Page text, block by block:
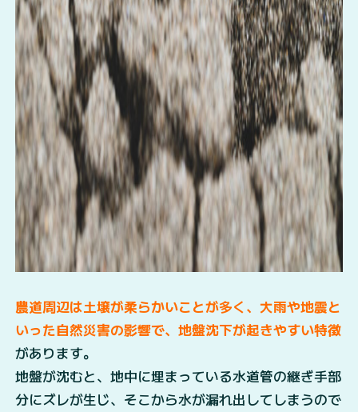
農道周辺は土壌が柔らかいことが多く、大雨や地震と
いった自然災害の影響で、地盤沈下が起きやすい特徴
があります。
地盤が沈むと、地中に埋まっている水道管の継ぎ手部
分にズレが生じ、そこから水が漏れ出してしまうので